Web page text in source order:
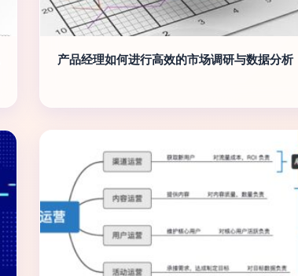
产品经理如何进行高效的市场调研与数据分析